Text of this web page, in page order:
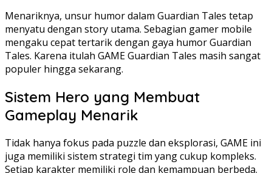
Menariknya, unsur humor dalam Guardian Tales tetap
menyatu dengan story utama. Sebagian gamer mobile
mengaku cepat tertarik dengan gaya humor Guardian
Tales. Karena itulah GAME Guardian Tales masih sangat
populer hingga sekarang.
Sistem Hero yang Membuat
Gameplay Menarik
Tidak hanya fokus pada puzzle dan eksplorasi, GAME ini
juga memiliki sistem strategi tim yang cukup kompleks.
Setiap karakter memiliki role dan kemampuan berbeda.